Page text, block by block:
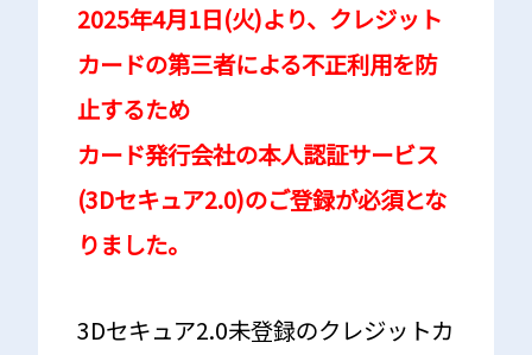
2025年4月1日(火)より、クレジット
カードの第三者による不正利用を防
止するため
カード発行会社の本人認証サービス
(3Dセキュア2.0)のご登録が必須とな
りました。
3Dセキュア2.0未登録のクレジットカ